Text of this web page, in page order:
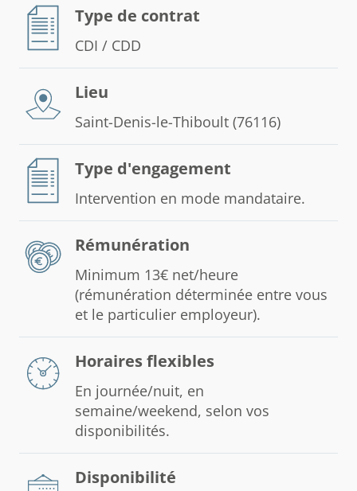
Type de contrat
CDI / CDD
Lieu
Saint-Denis-le-Thiboult (76116)
Type d'engagement
Intervention en mode mandataire.
Rémunération
Minimum 13€ net/heure
(rémunération déterminée entre vous
et le particulier employeur).
Horaires flexibles
En journée/nuit, en
semaine/weekend, selon vos
disponibilités.
Disponibilité